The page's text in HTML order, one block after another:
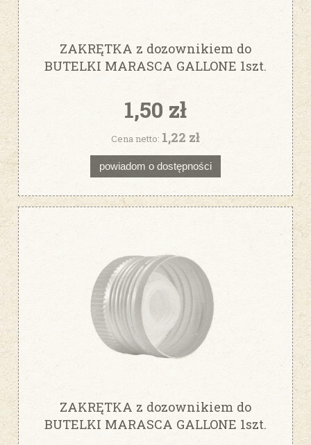
ZAKRĘTKA z dozownikiem do
BUTELKI MARASCA GALLONE 1szt.
1,50 zł
Cena netto: 1,22 zł
powiadom o dostępności
ZAKRĘTKA z dozownikiem do
BUTELKI MARASCA GALLONE 1szt.